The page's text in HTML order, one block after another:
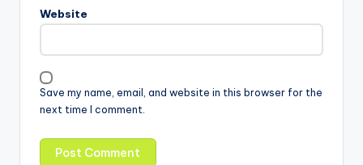
Website
Save my name, email, and website in this browser for the
next time I comment.